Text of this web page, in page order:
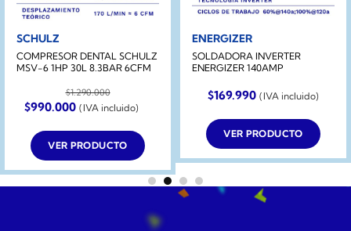
SCHULZ
COMPRESOR DENTAL SCHULZ
MSV-6 1HP 30L 8.3BAR 6CFM
$1.290.000
El
precio
original
era:
$1.290.000.
$990.000El
precio
actual
es:
$990.000.
(IVA incluido)
VER PRODUCTO
ENERGIZER
SOLDADORA INVERTER
ENERGIZER 140AMP
$169.990 (IVA incluido)
VER PRODUCTO